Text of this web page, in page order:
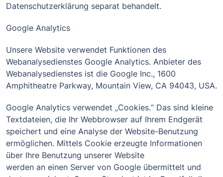
Datenschutzerklärung separat behandelt.
Google Analytics
Unsere Website verwendet Funktionen des
Webanalysedienstes Google Analytics. Anbieter des
Webanalysedienstes ist die Google Inc., 1600
Amphitheatre Parkway, Mountain View, CA 94043, USA.
Google Analytics verwendet „Cookies.“ Das sind kleine
Textdateien, die Ihr Webbrowser auf Ihrem Endgerät
speichert und eine Analyse der Website-Benutzung
ermöglichen. Mittels Cookie erzeugte Informationen
über Ihre Benutzung unserer Website
werden an einen Server von Google übermittelt und